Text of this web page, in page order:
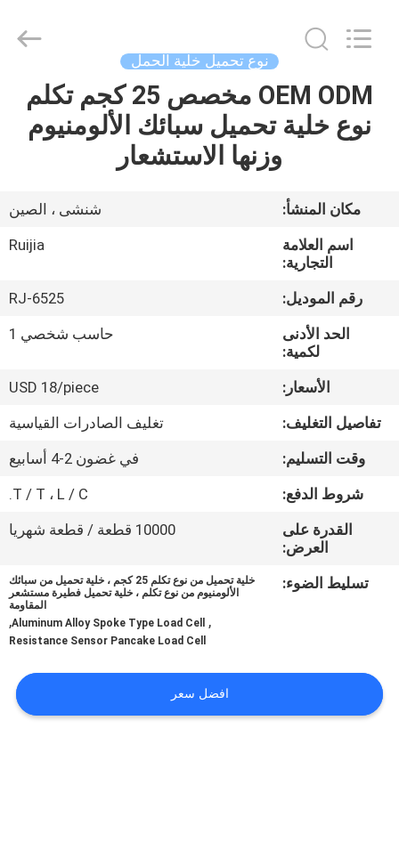
بيت
أشرطة
فيديو
معلومات
في
المعمل
رقابة
جودة
اتصل
اطلب
اقتباس
Instruments
Reserved.
نوع تحميل خلية الحمل
OEM ODM مخصص 25 كجم تكلم
نوع خلية تحميل سبائك الألومنيوم
وزنها الاستشعار
مكان المنشأ:
شنشى ، الصين
اسم العلامة
التجارية:
Ruijia
رقم الموديل:
RJ-6525
الحد الأدنى
لكمية:
حاسب شخصي 1
الأسعار:
USD 18/piece
تفاصيل التغليف:
تغليف الصادرات القياسية
وقت التسليم:
في غضون 2-4 أسابيع
شروط الدفع:
T / T ، L / C.
القدرة على
العرض:
10000 قطعة / قطعة شهريا
تسليط الضوء:
خلية تحميل من نوع تكلم 25 كجم ، خلية تحميل من سبائك
الألومنيوم من نوع تكلم ، خلية تحميل فطيرة مستشعر
المقاومة
,
Aluminum Alloy Spoke Type Load Cell
,
Resistance Sensor Pancake Load Cell
افضل سعر